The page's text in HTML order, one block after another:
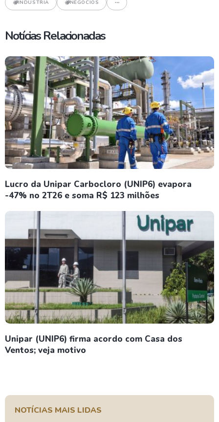
INDÚSTRIA NEGOCIOS
Notícias Relacionadas
Lucro da Unipar Carbocloro (UNIP6) evapora
-47% no 2T26 e soma R$ 123 milhões
Unipar (UNIP6) firma acordo com Casa dos
Ventos; veja motivo
NOTÍCIAS MAIS LIDAS